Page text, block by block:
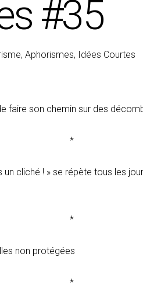
#35
, Aphorismes, Idées Courtes
faire son chemin sur des
*
cliché ! » se répète tous les
*
non protégées
*